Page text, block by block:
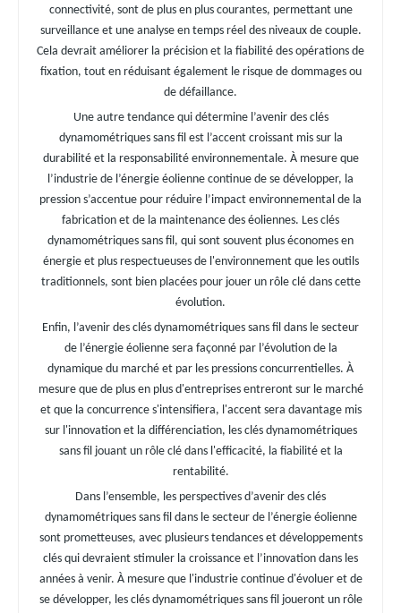
connectivité, sont de plus en plus courantes, permettant une
surveillance et une analyse en temps réel des niveaux de couple.
Cela devrait améliorer la précision et la fiabilité des opérations de
fixation, tout en réduisant également le risque de dommages ou
de défaillance.
Une autre tendance qui détermine l’avenir des clés
dynamométriques sans fil est l’accent croissant mis sur la
durabilité et la responsabilité environnementale. À mesure que
l’industrie de l’énergie éolienne continue de se développer, la
pression s’accentue pour réduire l’impact environnemental de la
fabrication et de la maintenance des éoliennes. Les clés
dynamométriques sans fil, qui sont souvent plus économes en
énergie et plus respectueuses de l'environnement que les outils
traditionnels, sont bien placées pour jouer un rôle clé dans cette
évolution.
Enfin, l’avenir des clés dynamométriques sans fil dans le secteur
de l’énergie éolienne sera façonné par l’évolution de la
dynamique du marché et par les pressions concurrentielles. À
mesure que de plus en plus d'entreprises entreront sur le marché
et que la concurrence s'intensifiera, l'accent sera davantage mis
sur l'innovation et la différenciation, les clés dynamométriques
sans fil jouant un rôle clé dans l'efficacité, la fiabilité et la
rentabilité.
Dans l’ensemble, les perspectives d’avenir des clés
dynamométriques sans fil dans le secteur de l’énergie éolienne
sont prometteuses, avec plusieurs tendances et développements
clés qui devraient stimuler la croissance et l’innovation dans les
années à venir. À mesure que l'industrie continue d'évoluer et de
se développer, les clés dynamométriques sans fil joueront un rôle